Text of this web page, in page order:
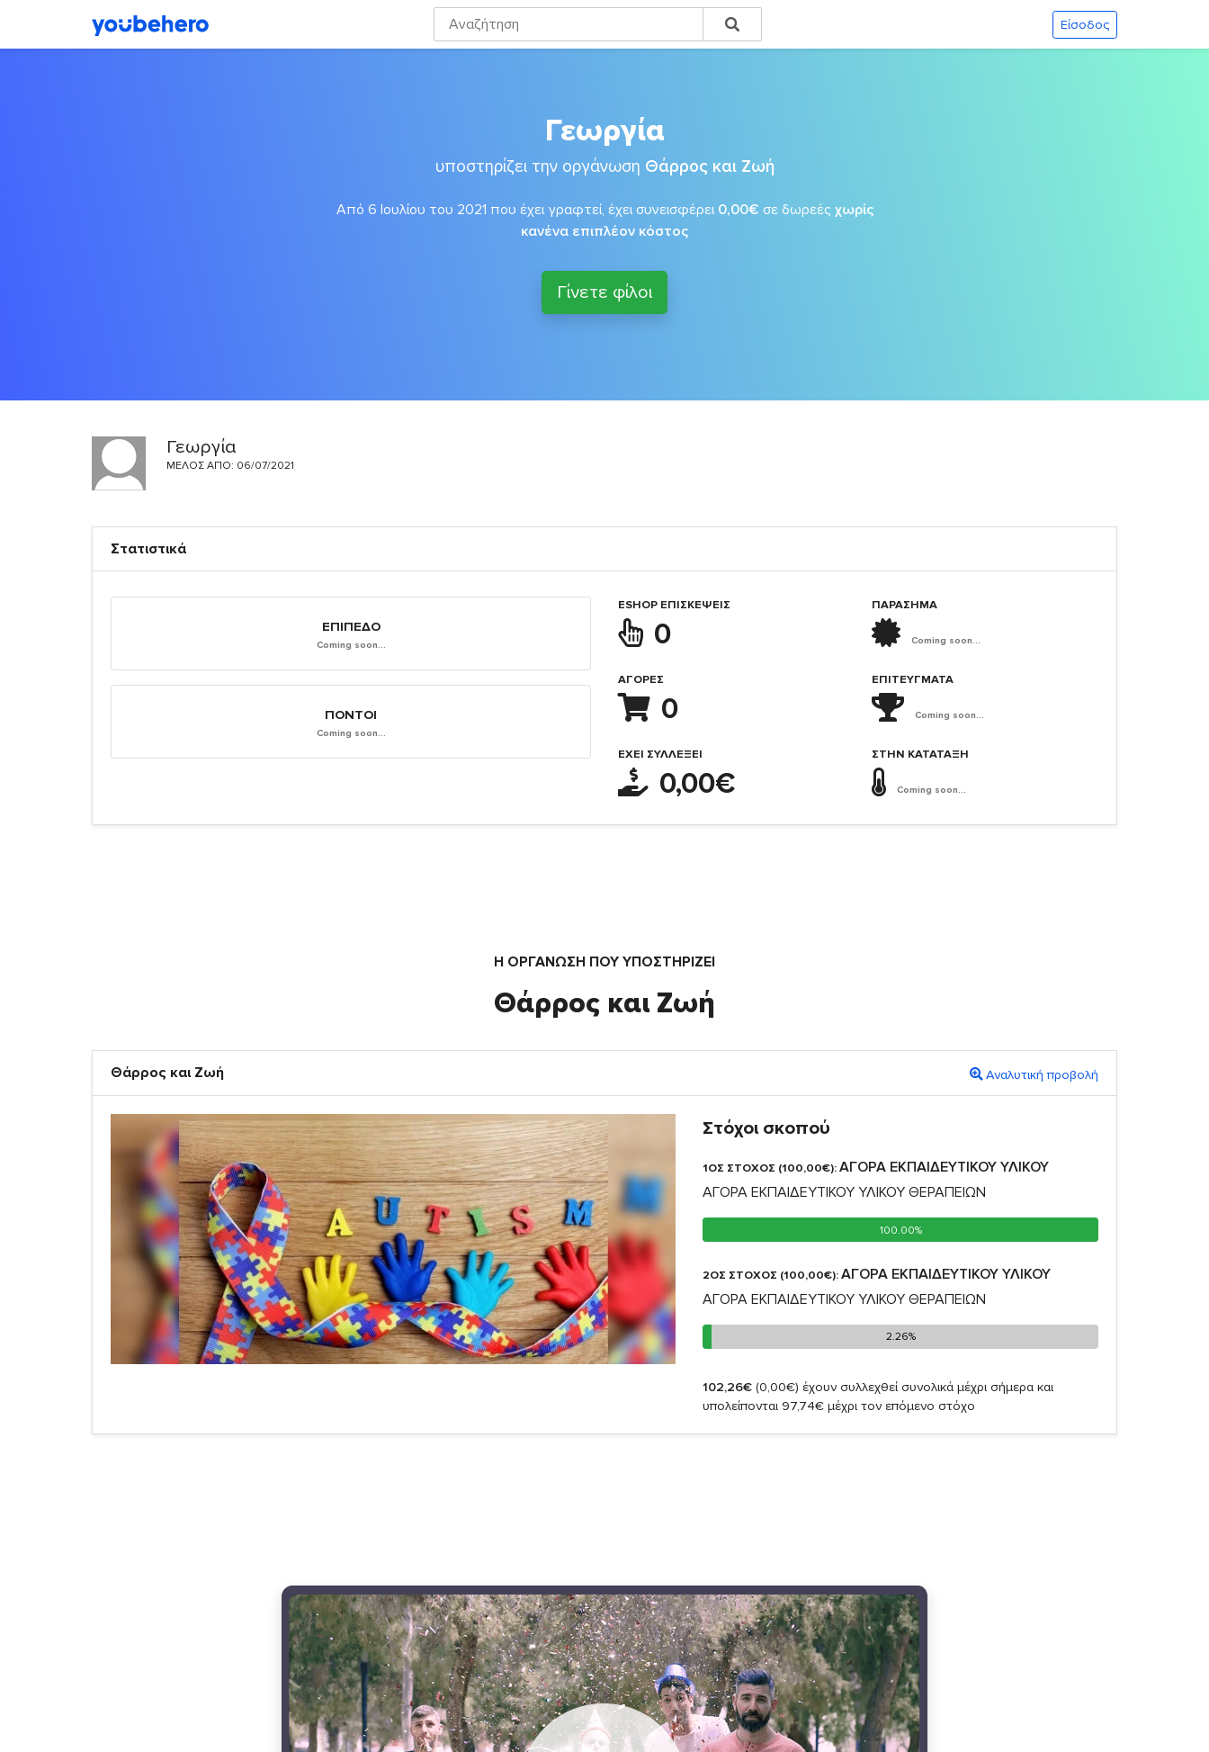
Είσοδος
Γεωργία
υποστηρίζει την οργάνωση Θάρρος και Ζωή
Από 6 Ιουλίου του 2021 που έχει γραφτεί, έχει συνεισφέρει 0,00€ σε δωρεές χωρίς
κανένα επιπλέον κόστος
Γίνετε φίλοι
Γεωργία
ΜΈΛΟΣ ΑΠΌ: 06/07/2021
Στατιστικά
ΕΠΊΠΕΔΟ
Coming soon...
ΠΌΝΤΟΙ
Coming soon...
ESHOP ΕΠΙΣΚΈΨΕΙΣ
0
ΑΓΟΡΈΣ
0
ΈΧΕΙ ΣΥΛΛΈΞΕΙ
0,00€
ΠΑΡΑΣΗΜΑ
Coming soon...
ΕΠΙΤΕΎΓΜΑΤΑ
Coming soon...
ΣΤΗΝ ΚΑΤΆΤΑΞΗ
Coming soon...
Η ΟΡΓΆΝΩΣΗ ΠΟΥ ΥΠΟΣΤΗΡΙΖΕΙ
Θάρρος και Ζωή
Θάρρος και Ζωή Αναλυτική προβολή
Στόχοι σκοπού
1ΟΣ ΣΤΟΧΟΣ (100,00€):ΑΓΟΡΑ ΕΚΠΑΙΔΕΥΤΙΚΟΥ ΥΛΙΚΟΥ
ΑΓΟΡΑ ΕΚΠΑΙΔΕΥΤΙΚΟΥ ΥΛΙΚΟΥ ΘΕΡΑΠΕΙΩΝ
100.00%
100.00%
2ΟΣ ΣΤΟΧΟΣ (100,00€):ΑΓΟΡΑ ΕΚΠΑΙΔΕΥΤΙΚΟΥ ΥΛΙΚΟΥ
ΑΓΟΡΑ ΕΚΠΑΙΔΕΥΤΙΚΟΥ ΥΛΙΚΟΥ ΘΕΡΑΠΕΙΩΝ
2.26%
2.26%
102,26€ (0,00€) έχουν συλλεχθεί συνολικά μέχρι σήμερα και
υπολείπονται 97,74€ μέχρι τον επόμενο στόχο